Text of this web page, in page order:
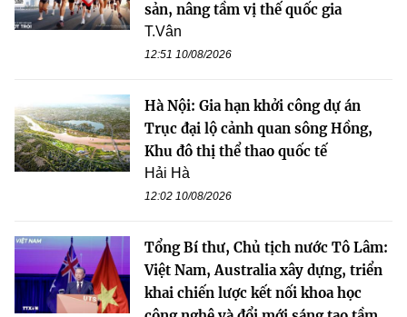
sản, nâng tầm vị thế quốc gia
T.Vân
12:51 10/08/2026
Hà Nội: Gia hạn khởi công dự án
Trục đại lộ cảnh quan sông Hồng,
Khu đô thị thể thao quốc tế
Hải Hà
12:02 10/08/2026
Tổng Bí thư, Chủ tịch nước Tô Lâm:
Việt Nam, Australia xây dựng, triển
khai chiến lược kết nối khoa học